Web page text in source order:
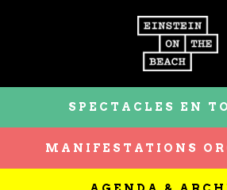
SPECTACLES EN
MANIFESTATIONS